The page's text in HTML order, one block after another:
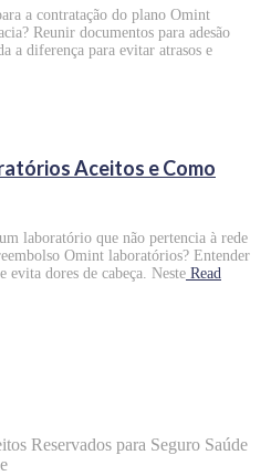
a contratação do plano Omint
Reunir documentos para adesão
a diferença para evitar atrasos e
Aceitos e Como
laboratório que não pertencia à rede
Omint laboratórios? Entender
evita dores de cabeça. Neste Read
Reservados para Seguro Saúde